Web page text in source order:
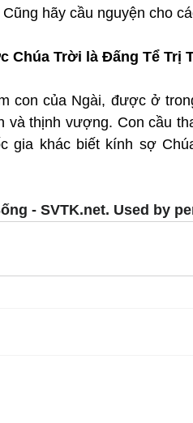
hãy cầu nguyện cho
Chúa Trời là Đấng Tể Trị
con của Ngài, được ở
và thịnh vượng. Con cầu
gia khác biết kính sợ
- SVTK.net. Used by